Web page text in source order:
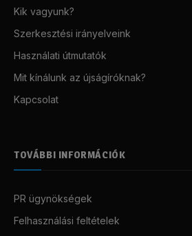
Kik vagyunk?
Szerkesztési irányelveink
Használati útmutatók
Mit kínálunk az újságíróknak?
Kapcsolat
TOVÁBBI INFORMÁCIÓK
PR ügynökségek
Felhasználási feltételek